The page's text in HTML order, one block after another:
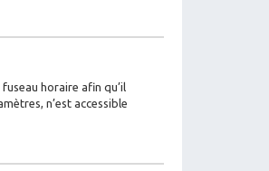
horaire afin qu’il
n’est accessible